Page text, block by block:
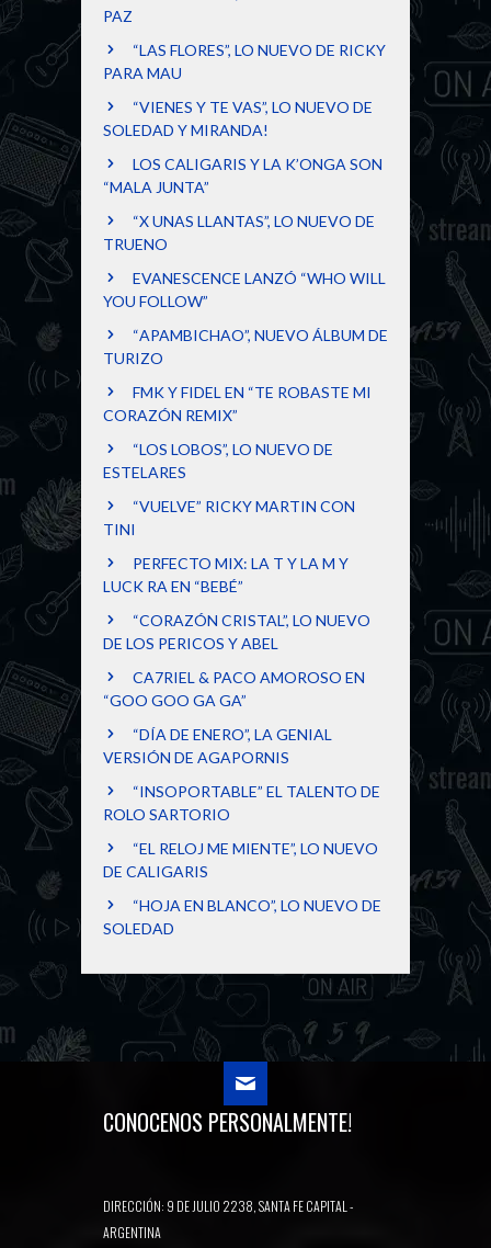
PAZ
“LAS FLORES”, LO NUEVO DE RICKY
PARA MAU
“VIENES Y TE VAS”, LO NUEVO DE
SOLEDAD Y MIRANDA!
LOS CALIGARIS Y LA K’ONGA SON
“MALA JUNTA”
“X UNAS LLANTAS”, LO NUEVO DE
TRUENO
EVANESCENCE LANZÓ “WHO WILL
YOU FOLLOW”
“APAMBICHAO”, NUEVO ÁLBUM DE
TURIZO
FMK Y FIDEL EN “TE ROBASTE MI
CORAZÓN REMIX”
“LOS LOBOS”, LO NUEVO DE
ESTELARES
“VUELVE” RICKY MARTIN CON
TINI
PERFECTO MIX: LA T Y LA M Y
LUCK RA EN “BEBÉ”
“CORAZÓN CRISTAL”, LO NUEVO
DE LOS PERICOS Y ABEL
CA7RIEL & PACO AMOROSO EN
“GOO GOO GA GA”
“DÍA DE ENERO”, LA GENIAL
VERSIÓN DE AGAPORNIS
“INSOPORTABLE” EL TALENTO DE
ROLO SARTORIO
“EL RELOJ ME MIENTE”, LO NUEVO
DE CALIGARIS
“HOJA EN BLANCO”, LO NUEVO DE
SOLEDAD
CONOCENOS PERSONALMENTE!
DIRECCIÓN: 9 DE JULIO 2238, SANTA FE CAPITAL -
ARGENTINA